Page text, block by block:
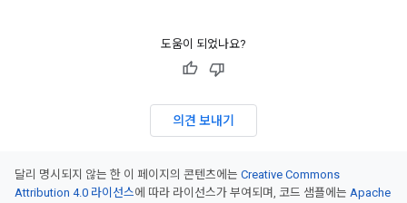
도움이 되었나요?
의견 보내기
달리 명시되지 않는 한 이 페이지의 콘텐츠에는 Creative Commons
Attribution 4.0 라이선스에 따라 라이선스가 부여되며, 코드 샘플에는 Apache